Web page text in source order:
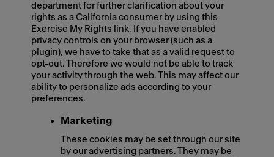
department for further clarification about your
rights as a California consumer by using this
Exercise My Rights link. If you have enabled
privacy controls on your browser (such as a
plugin), we have to take that as a valid request to
opt-out. Therefore we would not be able to track
your activity through the web. This may affect our
ability to personalize ads according to your
preferences.
Marketing
These cookies may be set through our site
by our advertising partners. They may be